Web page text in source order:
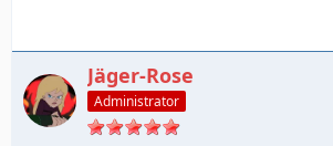
Jäger-Rose
Administrator